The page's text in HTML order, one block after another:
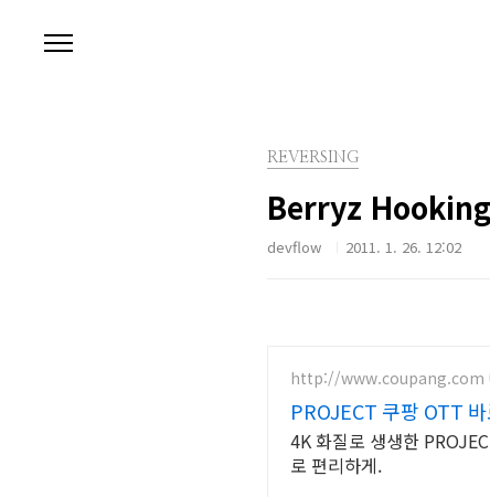
REVERSING
Berryz
devflow 2011. 1. 26. 12:02
http://www.coupang.com
PROJECT 쿠팡 OTT
4K 화질로 생생한
로 편리하게.